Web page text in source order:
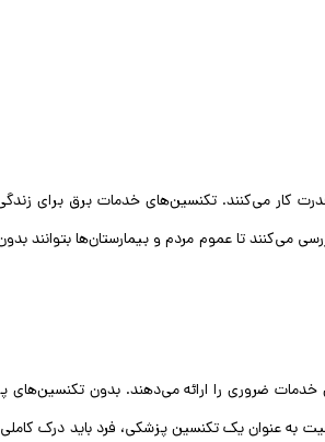
کار می‌کنند. تکنسین‌های خدمات برق برای
تا عموم مردم و بیمارستان‌ها بتوانند
خدمات ضروری را ارائه می‌دهند. بدون
عنوان یک تکنسین پزشکی، فرد باید درک کاملی